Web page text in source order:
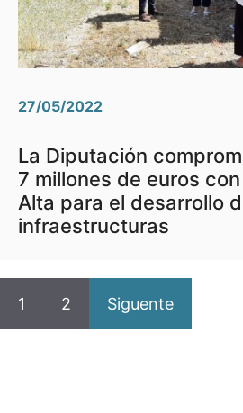
27/05/2022
La Diputación
7 millones de euros
Alta para el desarrollo
infraestructuras
1 2 Siguente